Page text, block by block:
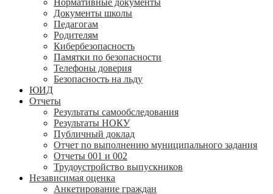
Нормативные документы
Документы школы
Педагогам
Родителям
Кибербезопасность
Памятки по безопасности
Телефоны доверия
Безопасность на льду
ЮИД
Отчеты
Результаты самообследования
Результаты НОКУ
Публичный доклад
Отчет по выполнению муниципального задания
Отчеты 001 и 002
Трудоустройство выпускников
Независимая оценка
Анкетирование граждан